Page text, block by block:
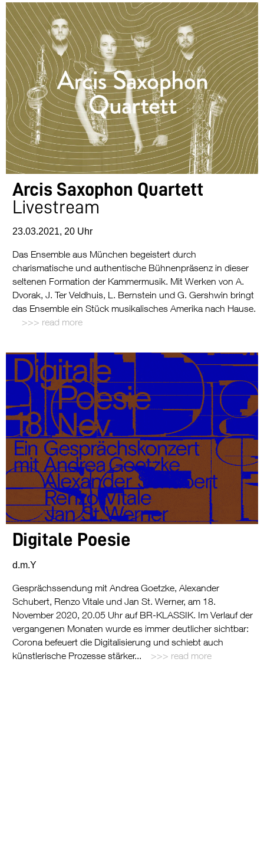
Arcis Saxophon Quartett
Livestream
23.03.2021, 20 Uhr
Das Ensemble aus München begeistert durch
charismatische und authentische Bühnenpräsenz in dieser
seltenen Formation der Kammermusik. Mit Werken von A.
Dvorak, J. Ter Veldhuis, L. Bernstein und G. Gershwin bringt
das Ensemble ein Stück musikalisches Amerika nach Hause.
read more
Digitale Poesie
d.m.Y
Gesprächssendung mit Andrea Goetzke, Alexander
Schubert, Renzo Vitale und Jan St. Werner, am 18.
November 2020, 20.05 Uhr auf BR-KLASSIK. Im Verlauf der
vergangenen Monaten wurde es immer deutlicher sichtbar:
Corona befeuert die Digitalisierung und schiebt auch
künstlerische Prozesse stärker...
read more